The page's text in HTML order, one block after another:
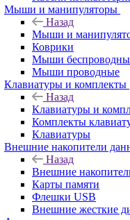
Мыши и манипуляторы
Назад
Мыши и
Коврики
Мыши
Мыши проводные
Клавиатуры и комплекты
Назад
Клавиатуры и
Комплекты
Клавиатуры
Внешние накопители
Назад
Внешние
Карты памяти
Флешки USB
Внешние жесткие